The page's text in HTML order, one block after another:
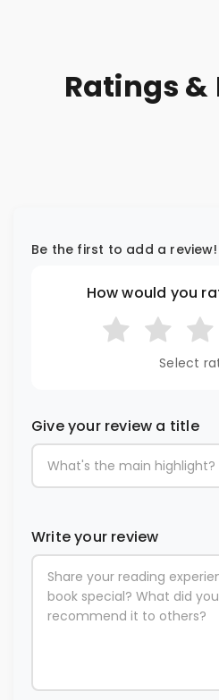
Ratings &
Be the first to add a review!
How would you
Select
Give your review a title
Write your review